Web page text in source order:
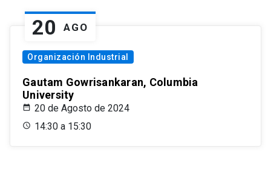
20 AGO
Organización Industrial
Gautam Gowrisankaran, Columbia
University
20 de Agosto de 2024
14:30 a 15:30